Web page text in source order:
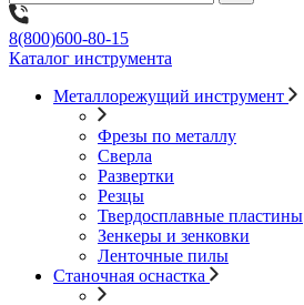
8(800)600-80-15
Каталог инструмента
Металлорежущий инструмент
Фрезы по металлу
Сверла
Развертки
Резцы
Твердосплавные пластины
Зенкеры и зенковки
Ленточные пилы
Станочная оснастка